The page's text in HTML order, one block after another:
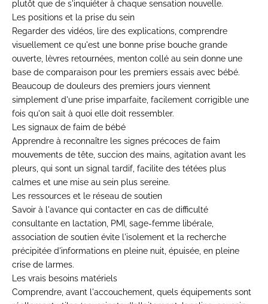
plutôt que de s'inquiéter à chaque sensation nouvelle.
Les positions et la prise du sein
Regarder des vidéos, lire des explications, comprendre
visuellement ce qu'est une bonne prise bouche grande
ouverte, lèvres retournées, menton collé au sein donne une
base de comparaison pour les premiers essais avec bébé.
Beaucoup de douleurs des premiers jours viennent
simplement d'une prise imparfaite, facilement corrigible une
fois qu'on sait à quoi elle doit ressembler.
Les signaux de faim de bébé
Apprendre à reconnaître les signes précoces de faim
mouvements de tête, succion des mains, agitation avant les
pleurs, qui sont un signal tardif, facilite des tétées plus
calmes et une mise au sein plus sereine.
Les ressources et le réseau de soutien
Savoir à l'avance qui contacter en cas de difficulté
consultante en lactation, PMI, sage-femme libérale,
association de soutien évite l'isolement et la recherche
précipitée d'informations en pleine nuit, épuisée, en pleine
crise de larmes.
Les vrais besoins matériels
Comprendre, avant l'accouchement, quels équipements sont